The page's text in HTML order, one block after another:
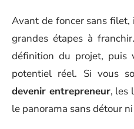
Avant de foncer sans
grandes étapes à
définition du projet, puis
potentiel réel. Si vous
devenir entrepreneur, les
le panorama sans détour